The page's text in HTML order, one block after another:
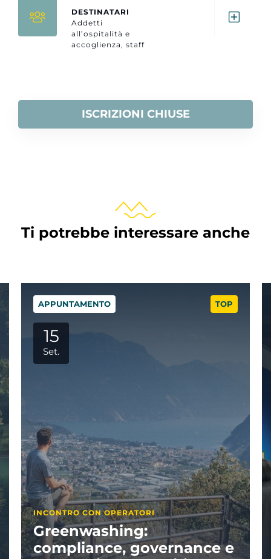
DESTINATARI
Addetti
all’ospitalità e
accoglienza, staff
Trentino.
ISCRIZIONI CHIUSE
Ti potrebbe interessare anche
TOP
APPUNTAMENTO
29
Set.
APPUNTAMENTI PARTNER